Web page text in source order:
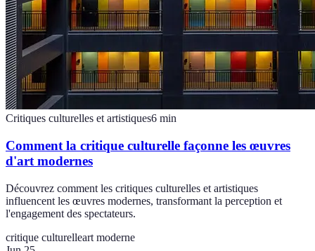
Critiques culturelles et artistiques6 min
Comment la critique culturelle façonne les œuvres
d'art modernes
Découvrez comment les critiques culturelles et artistiques
influencent les œuvres modernes, transformant la perception et
l'engagement des spectateurs.
critique culturelleart moderne